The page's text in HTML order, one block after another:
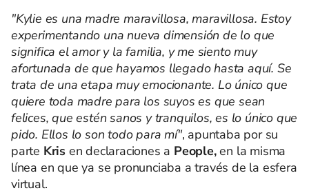
"Kylie es una madre maravillosa, maravillosa. Estoy
experimentando una nueva dimensión de lo que
significa el amor y la familia, y me siento muy
afortunada de que hayamos llegado hasta aquí. Se
trata de una etapa muy emocionante. Lo único que
quiere toda madre para los suyos es que sean
felices, que estén sanos y tranquilos, es lo único que
pido. Ellos lo son todo para mí", apuntaba por su
parte Kris en declaraciones a People,en la misma
línea en que ya se pronunciaba a través de la esfera
virtual.